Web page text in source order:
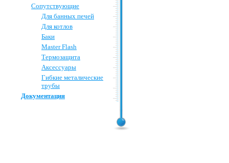
Сопутствующие
Для банных печей
Для котлов
Баки
Master Flash
Термозащита
Аксессуары
Гибкие металические
трубы
Документация